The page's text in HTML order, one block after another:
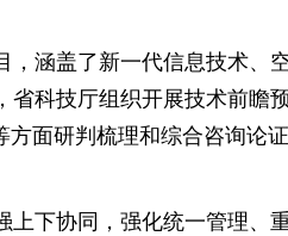
，涵盖了新一代信息技术、
科技厅组织开展技术前瞻
方面研判梳理和综合咨询论
上下协同，强化统一管理、